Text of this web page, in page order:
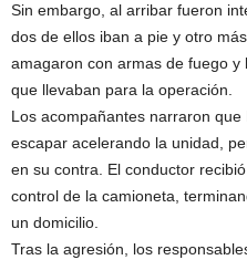
Sin embargo, al arribar fueron
dos de ellos iban a pie y otro
amagaron con armas de fuego
que llevaban para la operación.
Los acompañantes narraron
escapar acelerando la unidad,
en su contra. El conductor
control de la camioneta,
un domicilio.
Tras la agresión, los